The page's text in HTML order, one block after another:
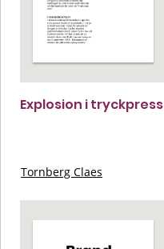
Explosion i tryckpress
Tornberg Claes